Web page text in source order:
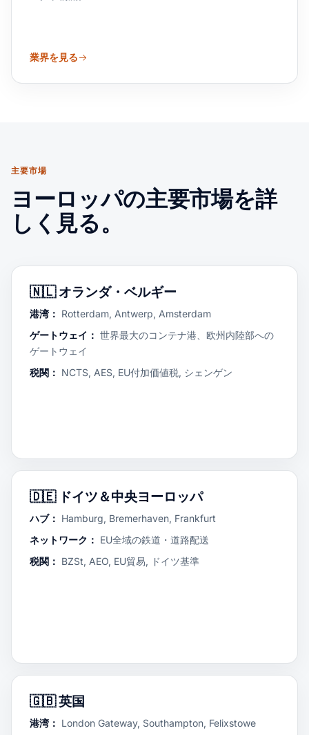
業界を見る
主要市場
ヨーロッパの主要市場を詳
しく見る。
🇳🇱オランダ・ベルギー
港湾： Rotterdam, Antwerp, Amsterdam
ゲートウェイ： 世界最大のコンテナ港、欧州内陸部への
ゲートウェイ
税関： NCTS, AES, EU付加価値税, シェンゲン
🇩🇪ドイツ＆中央ヨーロッパ
ハブ： Hamburg, Bremerhaven, Frankfurt
ネットワーク： EU全域の鉄道・道路配送
税関： BZSt, AEO, EU貿易, ドイツ基準
🇬🇧英国
港湾： London Gateway, Southampton, Felixstowe